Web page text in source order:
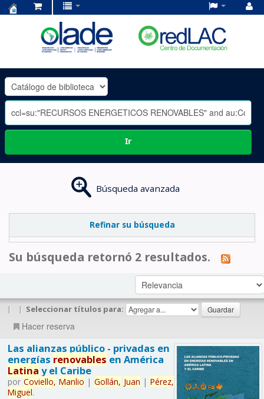
OLADE
-
Ir
Búsqueda avanzada
Refinar su búsqueda
Su búsqueda retornó 2 resultados.
| | Seleccionar títulos para:
Hacer reserva
Las alianzas público - privadas en
energías renovables en América
Latina y el Caribe
por Coviello, Manlio | Gollán, Juan | Pérez,
Miguel.